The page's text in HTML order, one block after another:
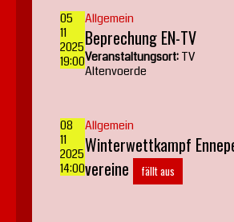
05
11
2025
19:00
Allgemein
Beprechung EN-TV
Veranstaltungsort: TV
Altenvoerde
08
11
2025
14:00
Allgemein
Winterwettkampf
vereine
fällt aus